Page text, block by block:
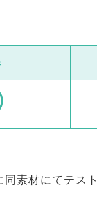
素材にてテス